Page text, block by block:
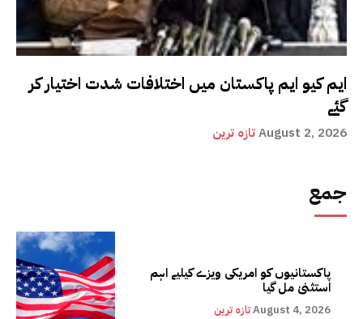
ایم کیو ایم پاکستان میں اختلافات شدت اختیار کر
گئے
تازہ ترینAugust 2, 2026
جمع
پاکستانیوں کو امریکی ویزے کیلیے اہم
استثنیٰ مل گیا
تازہ ترینAugust 4, 2026